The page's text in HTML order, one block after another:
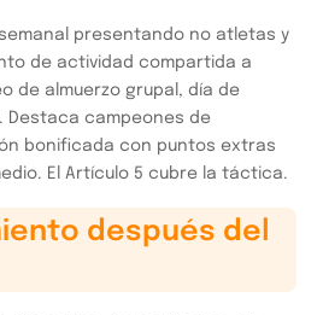
presentando no atletas y
de actividad compartida a
de almuerzo grupal, día de
Destaca campeones de
bonificada con puntos extras
El Artículo 5 cubre la táctica.
después del